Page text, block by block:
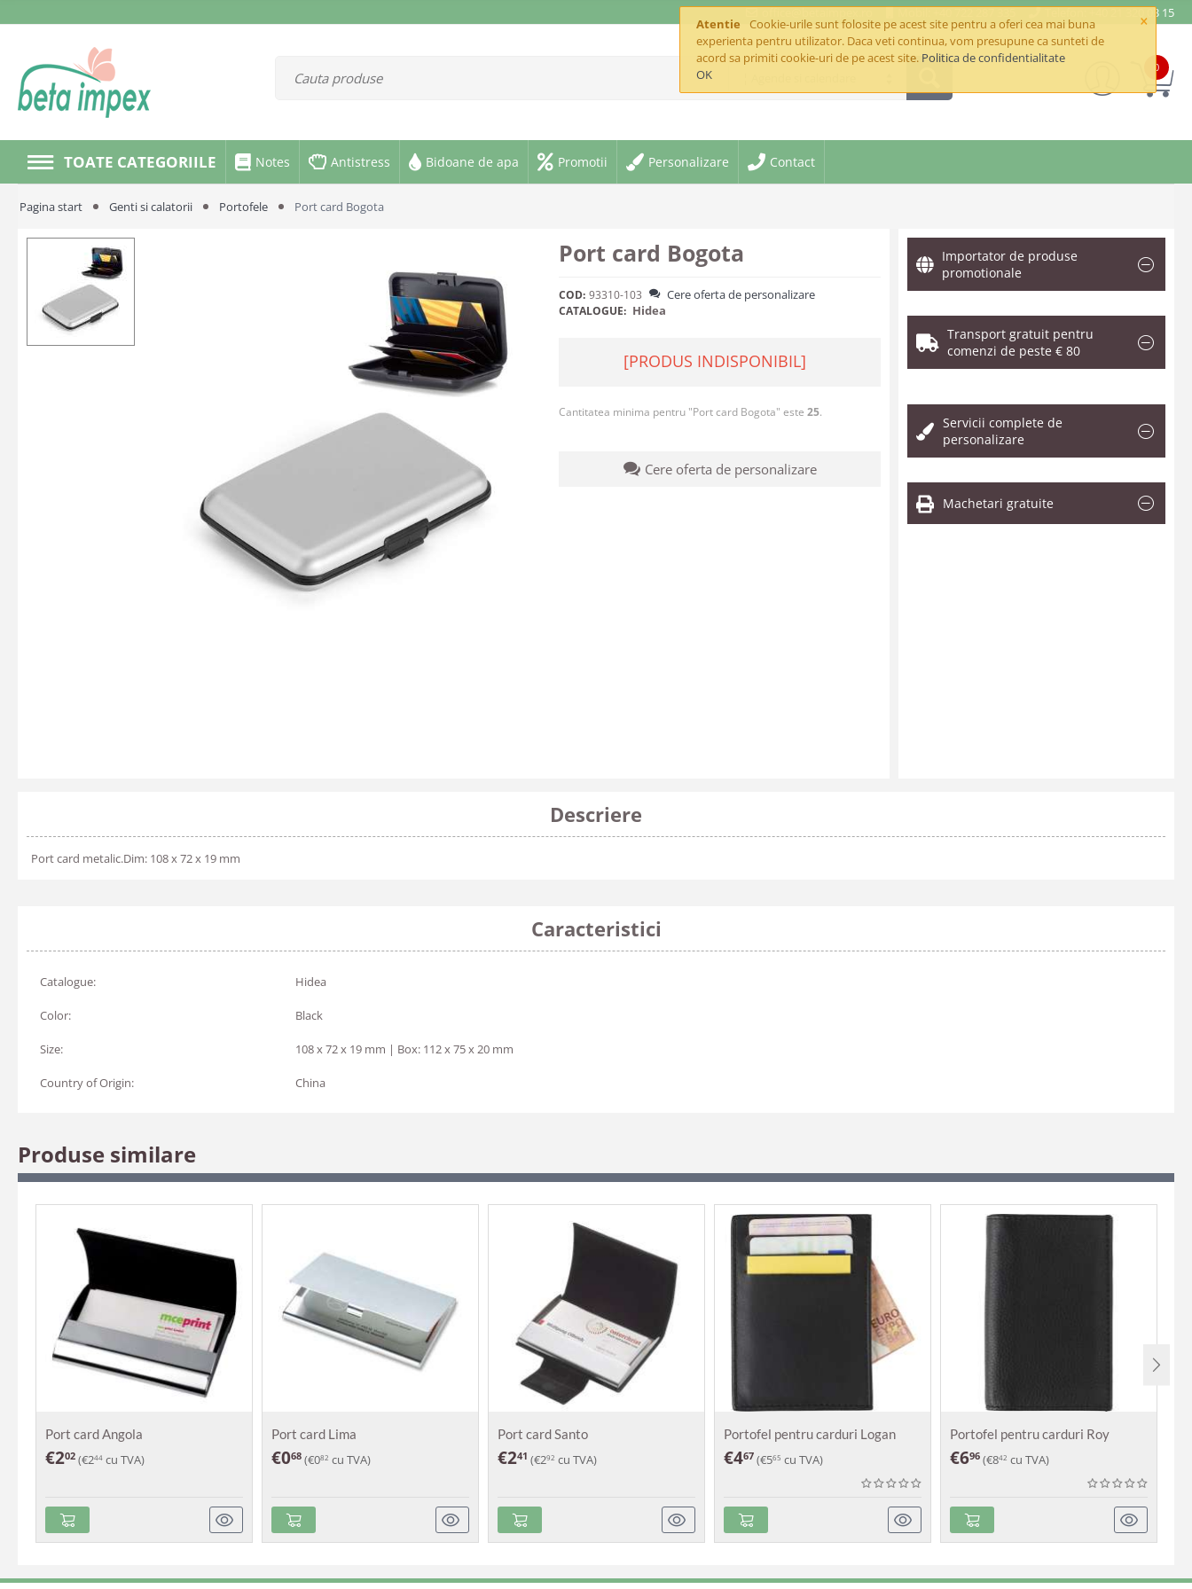
×
Atentie
Cookie-urile sunt folosite pe acest site pentru a oferi cea mai buna
experienta pentru utilizator. Daca veti continua, vom presupune ca sunteti de
acord sa primiti cookie-uri de pe acest site. Politica de confidentialitate
OK
office@betaimpex.ro Mobil: +40 722 287 335 Telefon: +40 21 320 03 15
0
TOATE CATEGORIILE Notes Antistress Bidoane de apa Promotii Personalizare Contact
Pagina start Genti si calatorii Portofele Port card Bogota
Port card Bogota
COD: 93310-103 Cere oferta de personalizare
CATALOGUE: Hidea
[PRODUS INDISPONIBIL]
Cantitatea minima pentru "Port card Bogota" este 25.
Cere oferta de personalizare
Importator de produse
promotionale
Transport gratuit pentru
comenzi de peste € 80
Servicii complete de
personalizare
Machetari gratuite
Descriere
Port card metalic.Dim: 108 x 72 x 19 mm
Caracteristici
Catalogue: Hidea
Color: Black
Size: 108 x 72 x 19 mm | Box: 112 x 75 x 20 mm
Country of Origin: China
Produse similare
Port card Angola
€202 (€244 cu TVA)
Port card Lima
€068 (€082 cu TVA)
Port card Santo
€241 (€292 cu TVA)
Portofel pentru carduri Logan
€467 (€565 cu TVA)
Portofel pentru carduri Roy
€696 (€842 cu TVA)